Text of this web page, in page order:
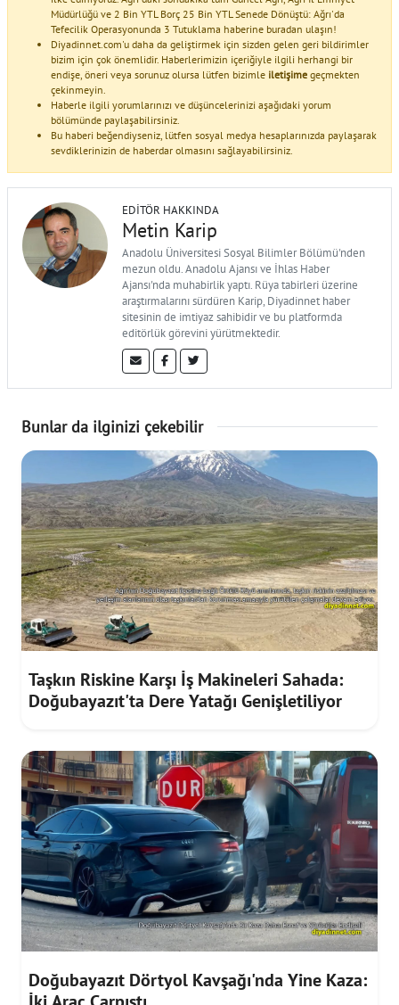
Müdürlüğü ve 2 Bin YTL Borç 25 Bin YTL Senede Dönüştü: Ağrı'da
Tefecilik Operasyonunda 3 Tutuklama haberine buradan ulaşın!
Diyadinnet.com'u daha da geliştirmek için sizden gelen geri bildirimler
bizim için çok önemlidir. Haberlerimizin içeriğiyle ilgili herhangi bir
endişe, öneri veya sorunuz olursa lütfen bizimle iletişime geçmekten
çekinmeyin.
Haberle ilgili yorumlarınızı ve düşüncelerinizi aşağıdaki yorum
bölümünde paylaşabilirsiniz.
Bu haberi beğendiyseniz, lütfen sosyal medya hesaplarınızda paylaşarak
sevdiklerinizin de haberdar olmasını sağlayabilirsiniz.
EDITÖR HAKKINDA
Metin Karip
Anadolu Üniversitesi Sosyal Bilimler Bölümü'nden
mezun oldu. Anadolu Ajansı ve İhlas Haber
Ajansı'nda muhabirlik yaptı. Rüya tabirleri üzerine
araştırmalarını sürdüren Karip, Diyadinnet haber
sitesinin de imtiyaz sahibidir ve bu platformda
editörlük görevini yürütmektedir.
Bunlar da ilginizi çekebilir
Taşkın Riskine Karşı İş Makineleri Sahada:
Doğubayazıt'ta Dere Yatağı Genişletiliyor
Doğubayazıt Dörtyol Kavşağı'nda Yine Kaza: